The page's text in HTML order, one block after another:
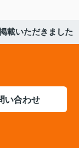
載いただきました
い合わせ